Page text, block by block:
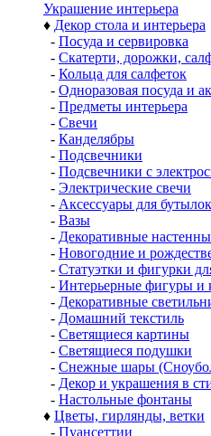
Украшение интерьера
♦ Декор стола и интерьера
- Посуда и сервировка
- Скатерти, дорожки,
- Кольца для салфеток
- Одноразовая посуда и
- Предметы интерьера
- Свечи
- Канделябры
- Подсвечники
- Подсвечники с
- Электрические свечи
- Аксессуары для
- Вазы
- Декоративные
- Новогодние и
- Статуэтки и фигурки
- Интерьерные фигуры и
- Декоративные
- Домашний текстиль
- Светящиеся картины
- Светящиеся подушки
- Снежные шары
- Декор и украшения в
- Настольные фонтаны
♦ Цветы, гирлянды, ветки
- Пуансеттии